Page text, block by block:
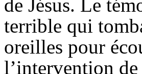
de Jésus. Le
terrible qui
oreilles pour
l’intervention